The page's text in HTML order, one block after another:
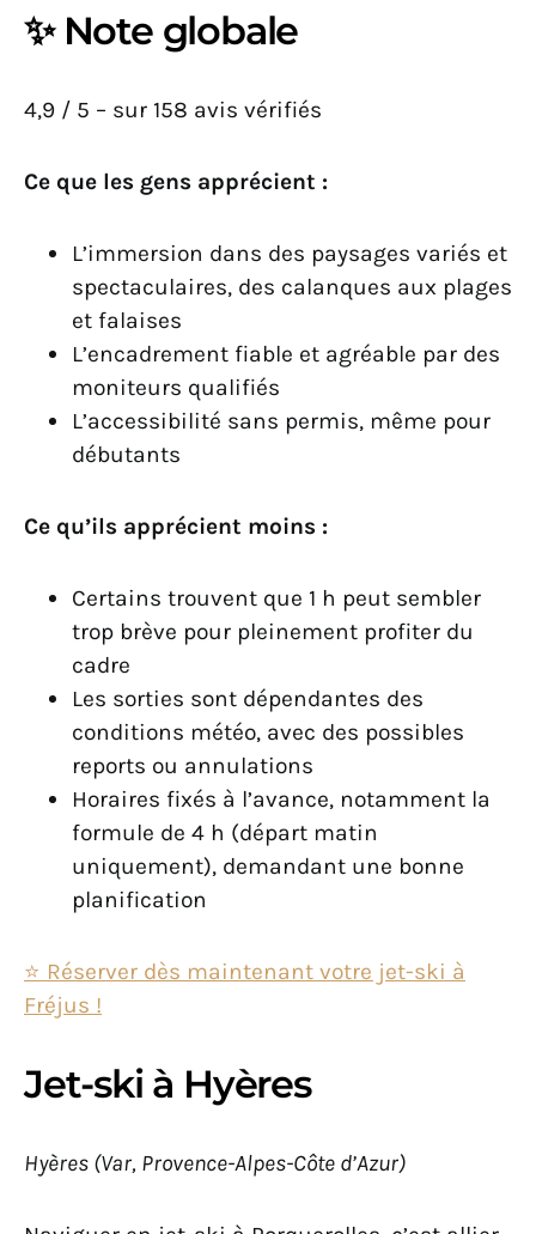
✨ Note globale
4,9 / 5 – sur 158 avis vérifiés
Ce que les gens apprécient :
L’immersion dans des paysages variés et
spectaculaires, des calanques aux plages
et falaises
L’encadrement fiable et agréable par des
moniteurs qualifiés
L’accessibilité sans permis, même pour
débutants
Ce qu’ils apprécient moins :
Certains trouvent que 1 h peut sembler
trop brève pour pleinement profiter du
cadre
Les sorties sont dépendantes des
conditions météo, avec des possibles
reports ou annulations
Horaires fixés à l’avance, notamment la
formule de 4 h (départ matin
uniquement), demandant une bonne
planification
⭐️ Réserver dès maintenant votre jet-ski à
Fréjus !
Jet-ski à Hyères
Hyères (Var, Provence-Alpes-Côte d’Azur)